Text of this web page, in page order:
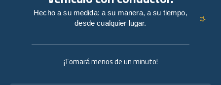
¡Tomará menos de un minuto!
Hecho a su medida: a su manera, a su tiempo,
desde cualquier lugar.